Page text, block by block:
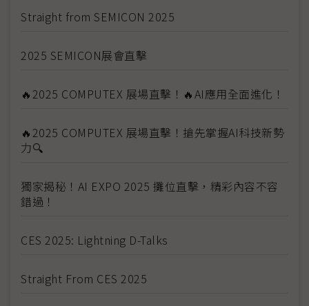
Straight from SEMICON 2025
2025 SEMICON展會直擊
🔥2025 COMPUTEX 展場直擊！🔥AI應用全面進化！
🔥2025 COMPUTEX 展場直擊！搶先掌握AI科技新勢
力🔍
獨家揭秘！AI EXPO 2025 攤位直擊，精彩內容不容
錯過！
CES 2025: Lightning D-Talks
Straight From CES 2025